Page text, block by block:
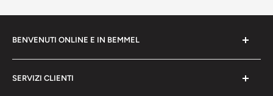
BENVENUTI ONLINE E IN BEMMEL
StrayShop offre la sua gamma dal 2004. Guarda
online o vieni a trovarci per vedere e testare le
SERVIZI CLIENTI